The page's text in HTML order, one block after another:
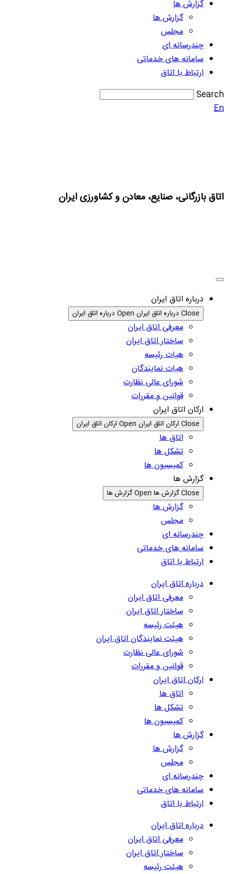
گزارش ها
گزارش ها
مجلس
چندرسانه ای
سامانه های خدماتی
ارتباط با اتاق
Search
En
اتاق بازرگانی، صنایع، معادن و کشاورزی ایران
درباره اتاق ایران
Close درباره اتاق ایران Open درباره اتاق ایران
معرفی اتاق ایران
ساختار اتاق ایران
هیات رئیسه
هیات نمایندگان
شورای عالی نظارت
قوانین و مقررات
ارکان اتاق ایران
Close ارکان اتاق ایران Open ارکان اتاق ایران
اتاق ها
تشکل ها
کمیسیون ها
گزارش ها
Close گزارش ها Open گزارش ها
گزارش ها
مجلس
چندرسانه ای
سامانه های خدماتی
ارتباط با اتاق
درباره اتاق ایران
معرفی اتاق ایران
ساختار اتاق ایران
هیئت رئیسه
هیئت نمایندگان اتاق ایران
شورای عالی نظارت
قوانین و مقررات
ارکان اتاق ایران
اتاق ها
تشکل ها
کمیسیون ها
گزارش ها
گزارش ها
مجلس
چندرسانه ای
سامانه های خدماتی
ارتباط با اتاق
درباره اتاق ایران
معرفی اتاق ایران
ساختار اتاق ایران
هیئت رئیسه